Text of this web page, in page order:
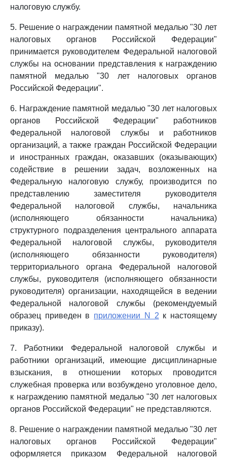
налоговую службу.
5. Решение о награждении памятной медалью "30 лет
налоговых органов Российской Федерации"
принимается руководителем Федеральной налоговой
службы на основании представления к награждению
памятной медалью "30 лет налоговых органов
Российской Федерации".
6. Награждение памятной медалью "30 лет налоговых
органов Российской Федерации" работников
Федеральной налоговой службы и работников
организаций, а также граждан Российской Федерации
и иностранных граждан, оказавших (оказывающих)
содействие в решении задач, возложенных на
Федеральную налоговую службу, производится по
представлению заместителя руководителя
Федеральной налоговой службы, начальника
(исполняющего обязанности начальника)
структурного подразделения центрального аппарата
Федеральной налоговой службы, руководителя
(исполняющего обязанности руководителя)
территориального органа Федеральной налоговой
службы, руководителя (исполняющего обязанности
руководителя) организации, находящейся в ведении
Федеральной налоговой службы (рекомендуемый
образец приведен в приложении N 2 к настоящему
приказу).
7. Работники Федеральной налоговой службы и
работники организаций, имеющие дисциплинарные
взыскания, в отношении которых проводится
служебная проверка или возбуждено уголовное дело,
к награждению памятной медалью "30 лет налоговых
органов Российской Федерации" не представляются.
8. Решение о награждении памятной медалью "30 лет
налоговых органов Российской Федерации"
оформляется приказом Федеральной налоговой